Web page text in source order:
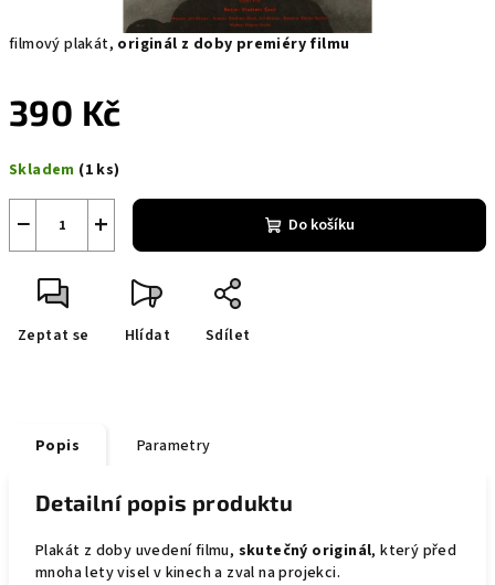
filmový plakát, originál z doby premiéry filmu
390 Kč
cena:
Skladem (1 ks)
+
− Do košíku
Zeptat se Hlídat Sdílet
Popis Parametry
Detailní popis produktu
Plakát z doby uvedení filmu, skutečný originál, který před
mnoha lety visel v kinech a zval na projekci.